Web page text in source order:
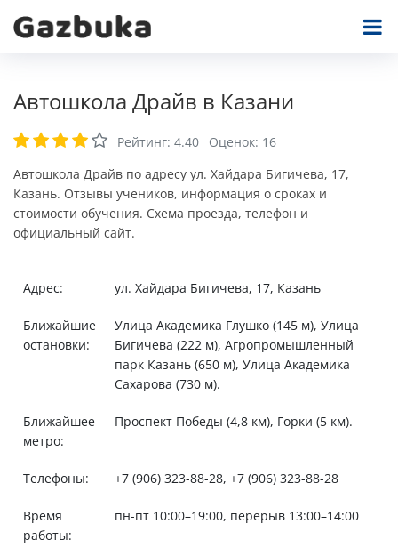
Автошкола Драйв в Казани
Рейтинг: 4.40 Оценок: 16
Автошкола Драйв по адресу ул. Хайдара Бигичева, 17,
Казань. Отзывы учеников, информация о сроках и
стоимости обучения. Схема проезда, телефон и
официальный сайт.
Адрес: ул. Хайдара Бигичева, 17, Казань
Ближайшие
остановки:
Улица Академика Глушко (145 м), Улица
Бигичева (222 м), Агропромышленный
парк Казань (650 м), Улица Академика
Сахарова (730 м).
Ближайшее
метро:
Проспект Победы (4,8 км), Горки (5 км).
Телефоны: +7 (906) 323-88-28, +7 (906) 323-88-28
Время
работы:
пн-пт 10:00–19:00, перерыв 13:00–14:00